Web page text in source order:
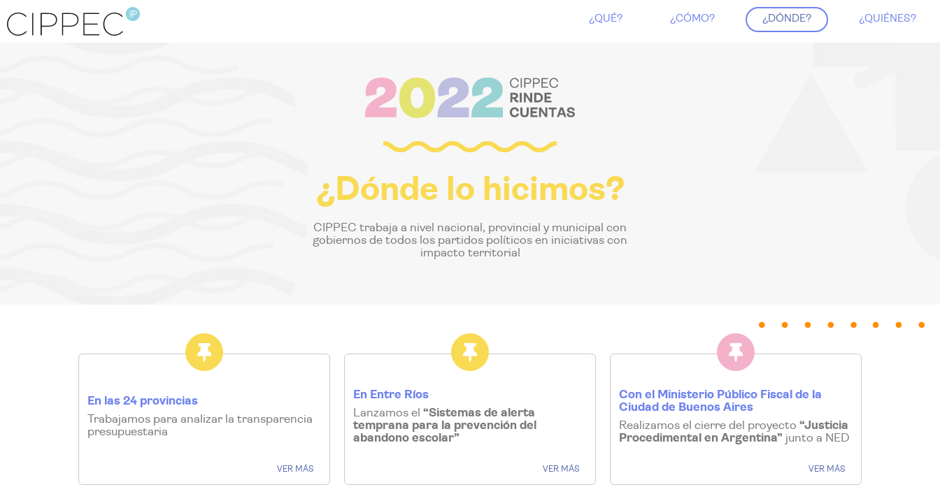
¿QUÉ? ¿CÓMO? ¿DÓNDE? ¿QUIÉNES?
¿Dónde lo hicimos?
CIPPEC trabaja a nivel nacional, provincial y municipal con
gobiernos de todos los partidos políticos en iniciativas con
impacto territorial
En las 24 provincias
Trabajamos para analizar la transparencia
presupuestaria
VER MÁS
En Entre Ríos
Lanzamos el “Sistemas de alerta
temprana para la prevención del
abandono escolar”
VER MÁS
Con el Ministerio Público Fiscal de la
Ciudad de Buenos Aires
Realizamos el cierre del proyecto “Justicia
Procedimental en Argentina”junto a NED
VER MÁS